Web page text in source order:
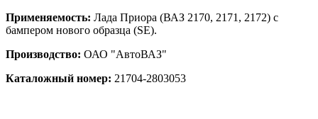
Применяемость: Лада Приора (ВАЗ 2170, 2171, 2172) с
бампером нового образца (SE).
Производство: ОАО "АвтоВАЗ"
Каталожный номер: 21704-2803053